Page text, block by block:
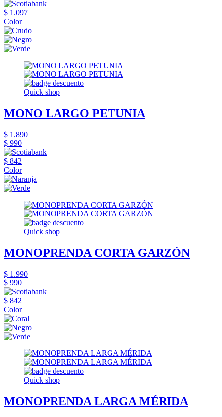
$ 1.097
Color
Quick shop
MONO LARGO PETUNIA
$ 1.890
$ 990
$ 842
Color
Quick shop
MONOPRENDA CORTA GARZÓN
$ 1.990
$ 990
$ 842
Color
Quick shop
MONOPRENDA LARGA MÉRIDA